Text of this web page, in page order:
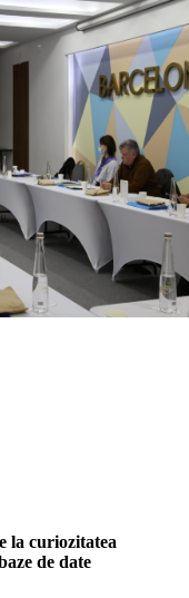
la curiozitatea
de date